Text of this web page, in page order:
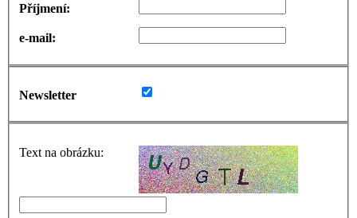
Příjmení:
e-mail:
Newsletter
Text na obrázku: